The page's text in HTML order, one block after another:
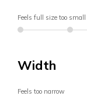
Feels full size too small
Width
Feels too narrow